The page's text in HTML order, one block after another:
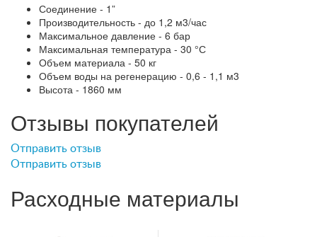
Соединение - 1”
Производительность - до 1,2 м3/час
Максимальное давление - 6 бар
Максимальная температура - 30 °С
Объем материала - 50 кг
Объем воды на регенерацию - 0,6 - 1,1 м3
Высота - 1860 мм
Отзывы покупателей
Отправить отзыв
Отправить отзыв
Расходные материалы